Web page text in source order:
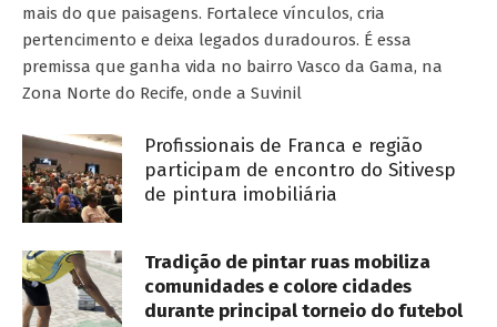
mais do que paisagens. Fortalece vínculos, cria
pertencimento e deixa legados duradouros. É essa
premissa que ganha vida no bairro Vasco da Gama, na
Zona Norte do Recife, onde a Suvinil
Profissionais de Franca e região
participam de encontro do Sitivesp
de pintura imobiliária
Tradição de pintar ruas mobiliza
comunidades e colore cidades
durante principal torneio do futebol